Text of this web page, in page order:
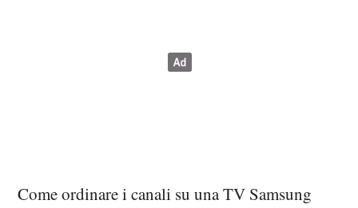
Come ordinare i canali su una TV Samsung